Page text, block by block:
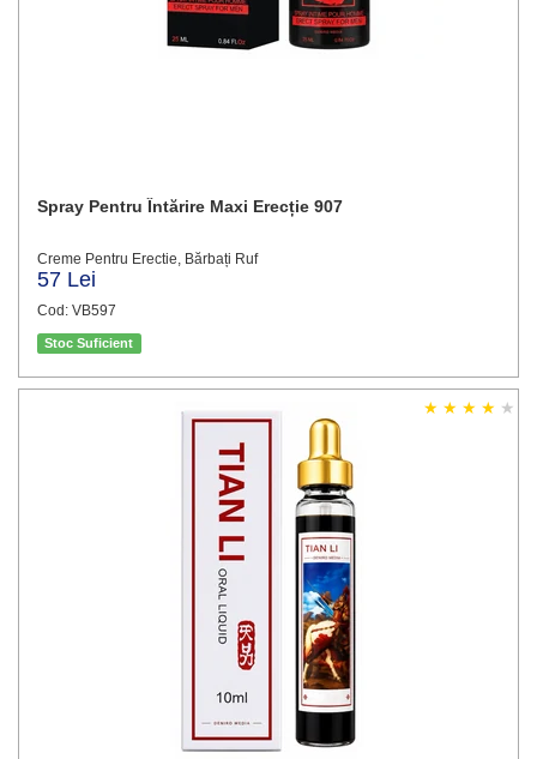
Spray Pentru Întărire Maxi Erecție 907
Creme Pentru Erectie, Bărbați Ruf
57 Lei
Cod: VB597
Stoc Suficient